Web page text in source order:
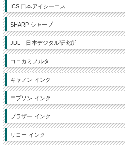
ICS 日本アイシーエス
SHARP シャープ
JDL 日本デジタル研究所
コニカミノルタ
キャノン インク
エプソン インク
ブラザー インク
リコー インク